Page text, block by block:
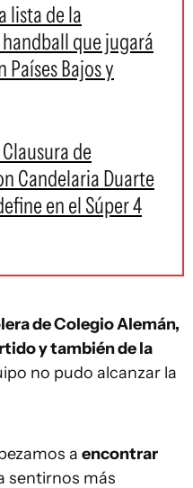
lista de la
que jugará
Bajos y
de
Candelaria Duarte
en el Súper 4
de Colegio Alemán,
y también de la
no pudo alcanzar la
a encontrar
sentirnos más